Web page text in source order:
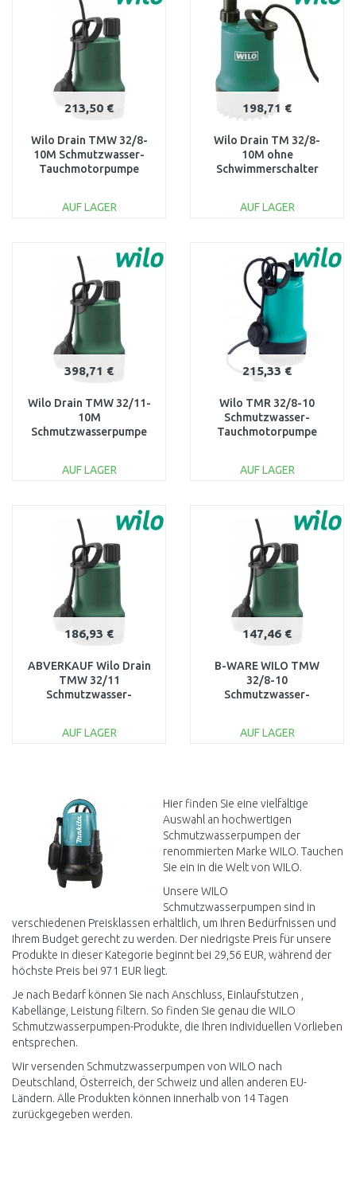
Vergleichen Vergleichen
213,50 €
Wilo Drain TMW 32/8-
10M Schmutzwasser-
Tauchmotorpumpe
AUF LAGER
Vergleichen
198,71 €
Wilo Drain TM 32/8-
10M ohne
Schwimmerschalter
AUF LAGER
Vergleichen
398,71 €
Wilo Drain TMW 32/11-
10M
Schmutzwasserpumpe
AUF LAGER
Vergleichen
215,33 €
Wilo TMR 32/8-10
Schmutzwasser-
Tauchmotorpumpe
AUF LAGER
Vergleichen
186,93 €
ABVERKAUF Wilo Drain
TMW 32/11
Schmutzwasser-
VERPACKUNG
AUF LAGER
Vergleichen
147,46 €
B-WARE WILO TMW
32/8-10
Schmutzwasser-
SERVICE
AUF LAGER
Vergleichen
Hier finden Sie eine vielfältige
Auswahl an hochwertigen
Schmutzwasserpumpen der
renommierten Marke WILO. Tauchen
Sie ein in die Welt von WILO.
Unsere WILO
Schmutzwasserpumpen sind in
verschiedenen Preisklassen erhältlich, um Ihren Bedürfnissen und
Ihrem Budget gerecht zu werden. Der niedrigste Preis für unsere
Produkte in dieser Kategorie beginnt bei 29,56 EUR, während der
höchste Preis bei 971 EUR liegt.
Je nach Bedarf können Sie nach Anschluss, Einlaufstutzen ,
Kabellänge, Leistung filtern. So finden Sie genau die WILO
Schmutzwasserpumpen-Produkte, die Ihren individuellen Vorlieben
entsprechen.
Wir versenden Schmutzwasserpumpen von WILO nach
Deutschland, Österreich, der Schweiz und allen anderen EU-
Ländern. Alle Produkten können innerhalb von 14 Tagen
zurückgegeben werden.